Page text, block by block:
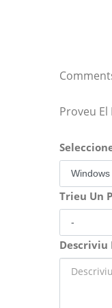
Proveu
Trieu Un
Descriviu